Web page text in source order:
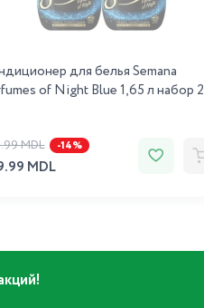
для белья Semana
of Night Blue 1,65 л набор 2
MDL -14%
MDL